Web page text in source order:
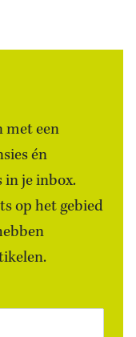
met een
én
in je inbox.
op het gebied